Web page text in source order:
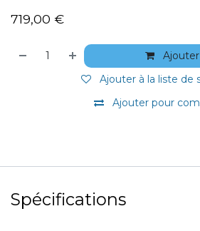
719,00 €
Ajouter pour
Ajouter à la liste de
Spécifications